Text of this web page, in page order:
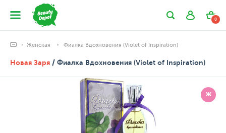
0
Женская Фиалка Вдохновения (Violet of Inspiration)
Новая Заря / Фиалка Вдохновения (Violet of Inspiration)
Ж